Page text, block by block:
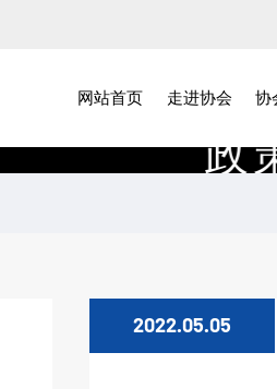
网站首页 走进协会 协
政
2022.05.05